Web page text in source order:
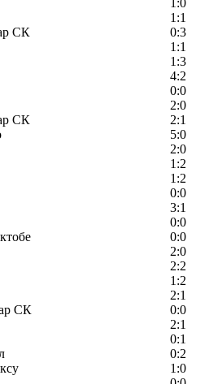
1:0
1:1
СК
0:3
1:1
1:3
4:2
0:0
2:0
СК
2:1
5:0
2:0
1:2
1:2
0:0
3:1
0:0
0:0
2:0
2:2
1:2
2:1
СК
0:0
2:1
0:1
0:2
1:0